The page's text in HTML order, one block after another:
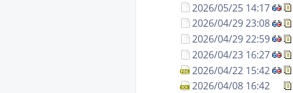
2026/05/25 14:17
2026/04/29 23:08
2026/04/29 22:59
2026/04/23 16:27
2026/04/22 15:42
2026/04/08 16:42